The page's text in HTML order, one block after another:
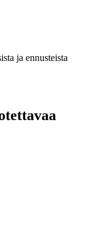
ja ennusteista